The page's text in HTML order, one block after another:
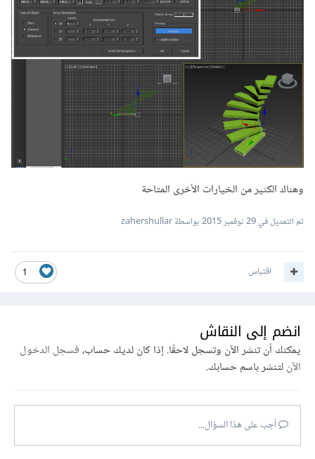
وهناك الكثير من الخيارات الأخرى المتاحة
تم التعديل في29 نوفمبر 2015 بواسطة zahershullar
1 اقتباس
انضم إلى النقاش
يمكنك أن تنشر الآن وتسجل لاحقًا. إذا كان لديك حساب،فسجل الدخول
الآنلتنشر باسم حسابك.
أجب على هذا السؤال...